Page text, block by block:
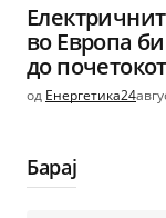
во Европа
до
од Енергетика24
Барај